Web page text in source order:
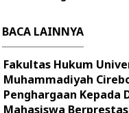
BACA LAINNYA
Fakultas Hukum
Muhammadiyah
Penghargaan Kepada
Mahasiswa